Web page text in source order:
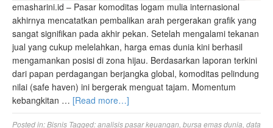
emasharini.id – Pasar komoditas logam mulia internasional
akhirnya mencatatkan pembalikan arah pergerakan grafik yang
sangat signifikan pada akhir pekan. Setelah mengalami tekanan
jual yang cukup melelahkan, harga emas dunia kini berhasil
mengamankan posisi di zona hijau. Berdasarkan laporan terkini
dari papan perdagangan berjangka global, komoditas pelindung
nilai (safe haven) ini bergerak menguat tajam. Momentum
kebangkitan … [Read more…]
Posted in:Bisnis Tagged:analisis pasar keuangan, bursa emas dunia, data